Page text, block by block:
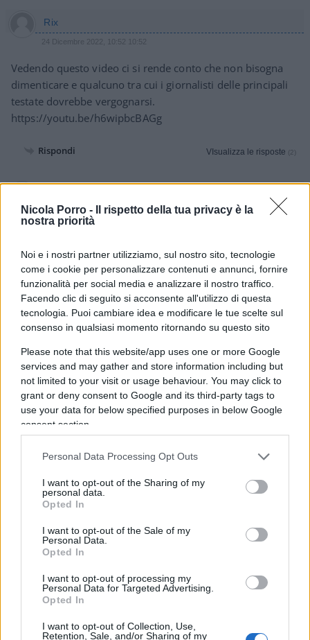
Nicola Porro -
Il rispetto della tua privacy è la
nostra priorità
Noi e i nostri partner utilizziamo, sul nostro sito, tecnologie
come i cookie per personalizzare contenuti e annunci, fornire
funzionalità per social media e analizzare il nostro traffico.
Facendo clic di seguito si acconsente all'utilizzo di questa
tecnologia. Puoi cambiare idea e modificare le tue scelte sul
consenso in qualsiasi momento ritornando su questo sito
Please note that this website/app uses one or more Google
services and may gather and store information including but
not limited to your visit or usage behaviour. You may click to
grant or deny consent to Google and its third-party tags to
use your data for below specified purposes in below Google
consent section.
Personal Data Processing Opt Outs
I want to opt-out of the Sharing of my
personal data.
Opted In
I want to opt-out of the Sale of my
Personal Data.
Opted In
I want to opt-out of processing my
Personal Data for Targeted Advertising.
Opted In
I want to opt-out of Collection, Use,
Retention, Sale, and/or Sharing of my
Rix
24 Dicembre 2022, 10:52 10:52
Vedendo questo video ci si rende conto che non bisogna
dimenticare e qualcuno tra cui i giornalisti delle principali
testate dovrebbe vergognarsi.
https://youtu.be/h6wipbcBAGg
Rispondi VIsualizza le risposte (2)
24 Dicembre 2022, 0:00 0:00
(sarà piemontese come me? mah) delle 15:59.
Te lo dico perche ci ho “bazzicato” per decenni nelle
redazioni e credo di conoscere bene la materia.
I giornali sono inondati di notizie e debbono, anche per
motivi di spazio (ma spesso anche per un “taglio”
E qui, direbbe qualcuno, casca l’asino. Evidenziare od
omettere una notizia, enfatizzarne aspetti trascurandone
altri, ignorare quelle che non piacciono agli editori o ai
politici di riferimento fanno la differenza, ne denotano
l’orientamento del particolare giornale.
giupor
23 Dicembre 2022, 23:42 23:42
Qualche eccesso di prudenza viene riscontrato anche negli
obitori degli ospedali.
Proprio ieri è venuto a mancare un vicino di casa,
novantenne, ricoverato in un noto nosocomio torinese per
altre patologie. Durante il ricovero pare si sia preso il Covid,